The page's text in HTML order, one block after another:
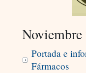
Noviembre
Portada e
Fármacos